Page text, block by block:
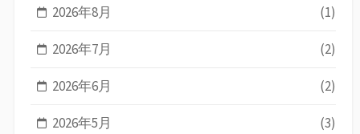
2026年8月 (1)
2026年7月 (2)
2026年6月 (2)
2026年5月 (3)